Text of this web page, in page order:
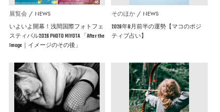
展覧会 NEWS
いよいよ開幕！浅間国際フォトフェ
スティバル2026 PHOTO MIYOTA 「After the
Image｜イメージのその後」
そのほか NEWS
2026年8月前半の運勢【マコのポジ
ティブ占い】